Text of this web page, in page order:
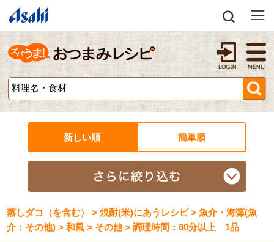
新しい順 簡単順
蒸しダコ（を含む） > 焼酎(米)にあうレシピ > 魚介・海藻(魚
介：その他) > 和風 > その他 > 調理時間：60分以上 1品